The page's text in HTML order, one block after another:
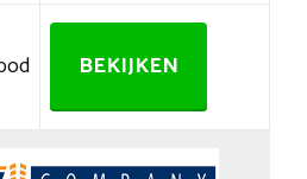
BEKIJKEN